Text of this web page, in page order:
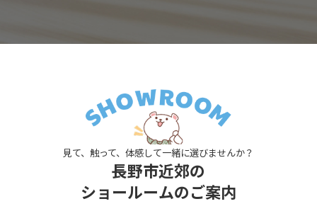
見て、触って、体感して一緒に選びませんか？
長野市近郊の
ショールームのご案内